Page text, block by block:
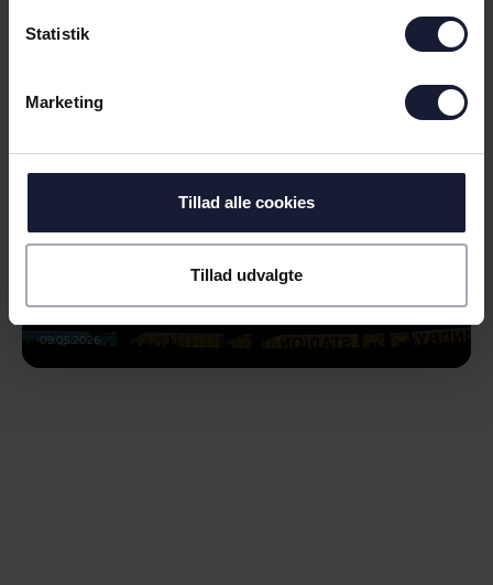
Statistik
Marketing
Tillad alle cookies
Tillad udvalgte
FAN-INFORMATION INDEN KAMP I
09.05.2026